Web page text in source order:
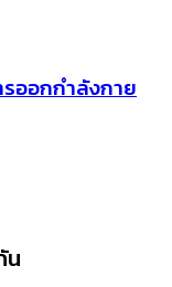
ออกกำลังกาย
น